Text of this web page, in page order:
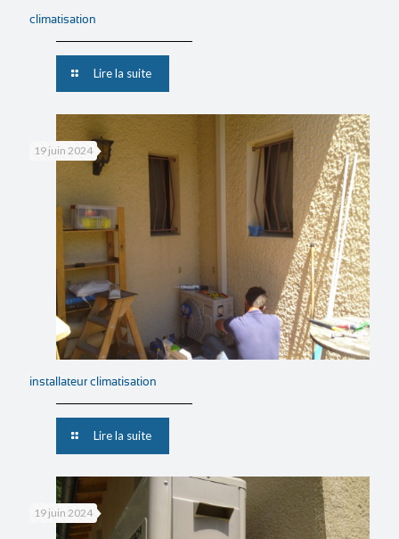
climatisation
Lire la suite
19 juin 2024
installateur climatisation
Lire la suite
19 juin 2024